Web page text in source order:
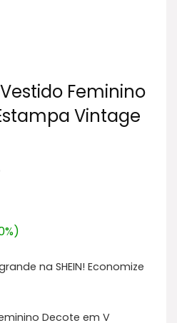
Vestido Feminino
Vintage
na SHEIN! Economize
Decote em V